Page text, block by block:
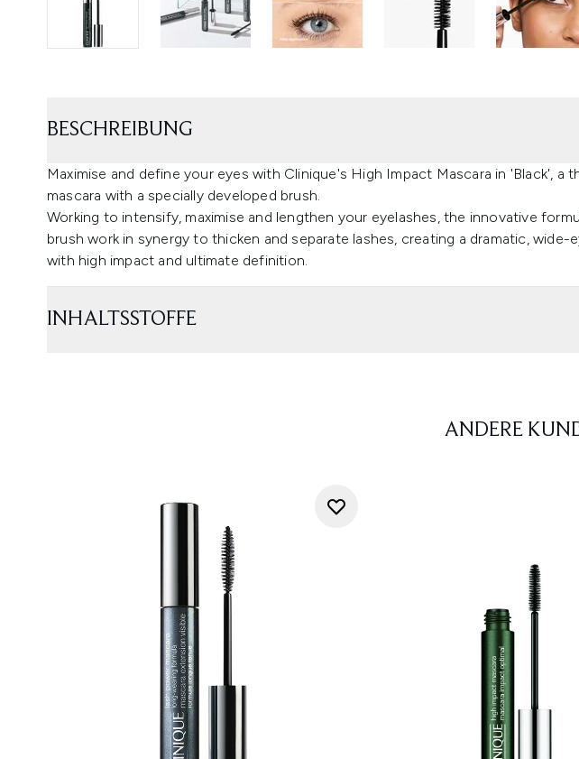
BESCHREIBUNG
Maximise and define your eyes with Clinique's High Impact Mascara in 'Black', a
mascara with a specially developed brush.
Working to intensify, maximise and lengthen your eyelashes, the innovative
brush work in synergy to thicken and separate lashes, creating a dramatic, wide-
with high impact and ultimate definition.
INHALTSSTOFFE
ANDERE